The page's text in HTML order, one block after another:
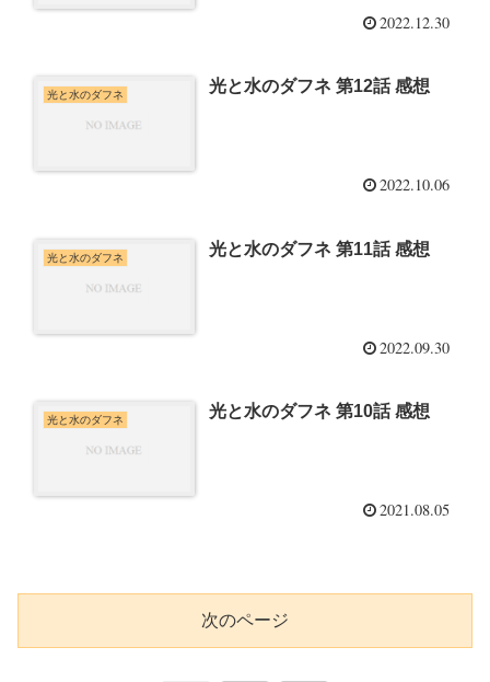
2022.12.30
光と水のダフネ 光と水のダフネ 第12話 感想
2022.10.06
光と水のダフネ 光と水のダフネ 第11話 感想
2022.09.30
光と水のダフネ 光と水のダフネ 第10話 感想
2021.08.05
次のページ